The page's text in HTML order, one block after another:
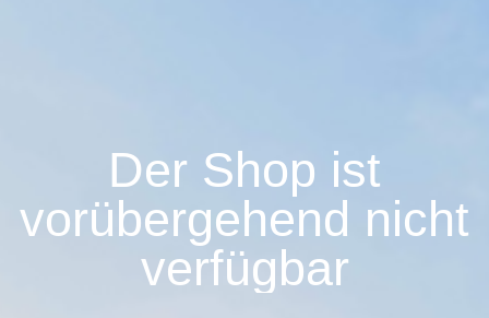
Der Shop ist
vorübergehend nicht
verfügbar